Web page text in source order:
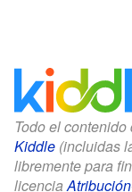
Todo el
Kiddle (incluidas
libremente para
licencia